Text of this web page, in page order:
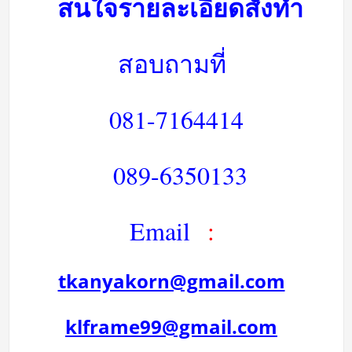
สอบถามที่
081-7164414
089-6350133
Email
:
tkanyakorn@gmail.com
klframe99@gmail.com